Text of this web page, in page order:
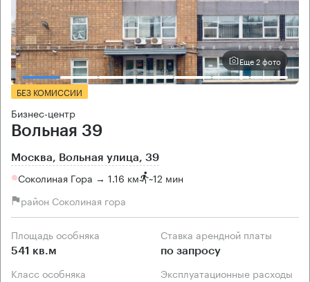
Еще 2 фото
БЕЗ КОМИССИИ
Бизнес-центр
Вольная 39
Москва, Вольная улица, 39
Соколиная Гора → 1.16 км ~12 мин
район Соколиная гора
Площадь особняка
541 кв.м
Ставка арендной платы
по запросу
Класс особняка Эксплуатационные расходы